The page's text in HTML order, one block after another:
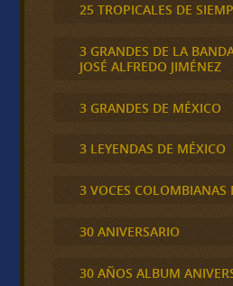
25 TROPICALES DE
3 GRANDES DE LA
JOSÉ ALFREDO JIMÉNEZ
3 GRANDES DE MÉXICO
3 LEYENDAS DE MÉXICO
3 VOCES COLOMBIANAS
30 ANIVERSARIO
30 AÑOS ALBUM